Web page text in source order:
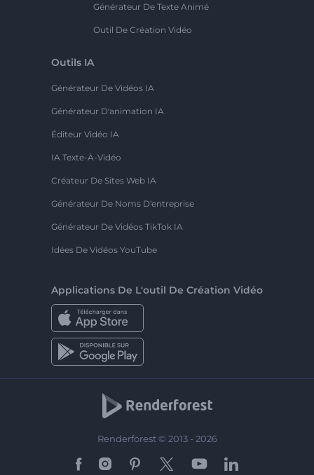
Générateur De Texte Animé
Outil De Création Vidéo
Outils IA
Générateur De Vidéos IA
Générateur D'animation IA
Éditeur Vidéo IA
IA Texte-À-Vidéo
Créateur De Sites Web IA
Générateur De Noms D'entreprise
Générateur De Vidéos TikTok IA
Idées De Vidéos YouTube
Applications De L'outil De Création Vidéo
Renderforest © 2013 - 2026